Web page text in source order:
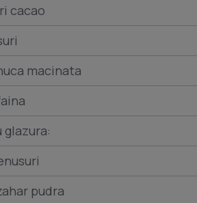
cacao
macinata
glazura:
pudra